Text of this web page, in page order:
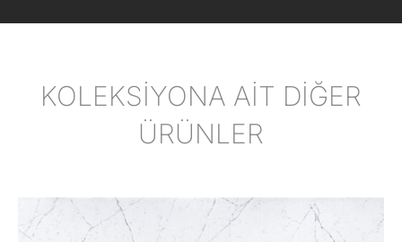
KOLEKSİYONA AİT DİĞER
ÜRÜNLER